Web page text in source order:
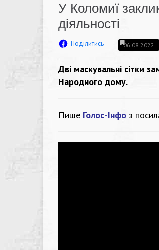
У Коломиї
діяльності
Поділитись 06.08.2022
Дві маскувальні сітки
Народного дому.
Пише Голос-Інфо з